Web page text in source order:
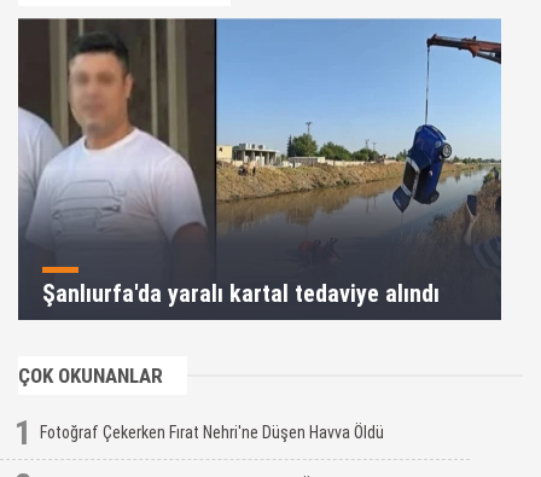
Şanlıurfa'da yaralı kartal tedaviye alındı
ÇOK OKUNANLAR
1 Fotoğraf Çekerken Fırat Nehri'ne Düşen Havva Öldü